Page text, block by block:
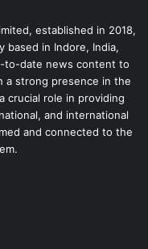
established in 2018,
based in Indore, India,
to-date news content to
a strong presence in the
crucial role in providing
and international
and connected to the